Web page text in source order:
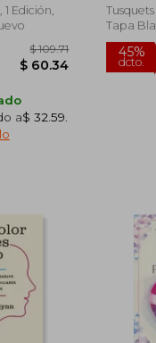
Edición,
a$ 32.59
Tusquets
Tapa